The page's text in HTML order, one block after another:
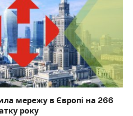
мережу в Європі на 266
року